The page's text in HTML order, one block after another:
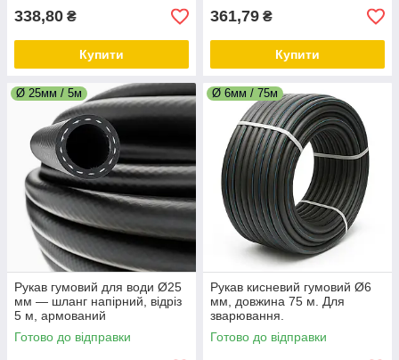
338,80 ₴
Купити
361,79 ₴
Купити
Ø 25мм / 5м
Рукав гумовий для води Ø25
мм — шланг напірний, відріз
5 м, армований
Готово до відправки
Ø 6мм / 75м
Рукав кисневий гумовий Ø6
мм, довжина 75 м. Для
зварювання.
Готово до відправки